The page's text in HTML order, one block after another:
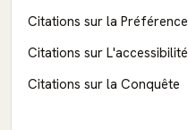
Citations sur la Préférence
Citations sur L'accessibilité
Citations sur la Conquête